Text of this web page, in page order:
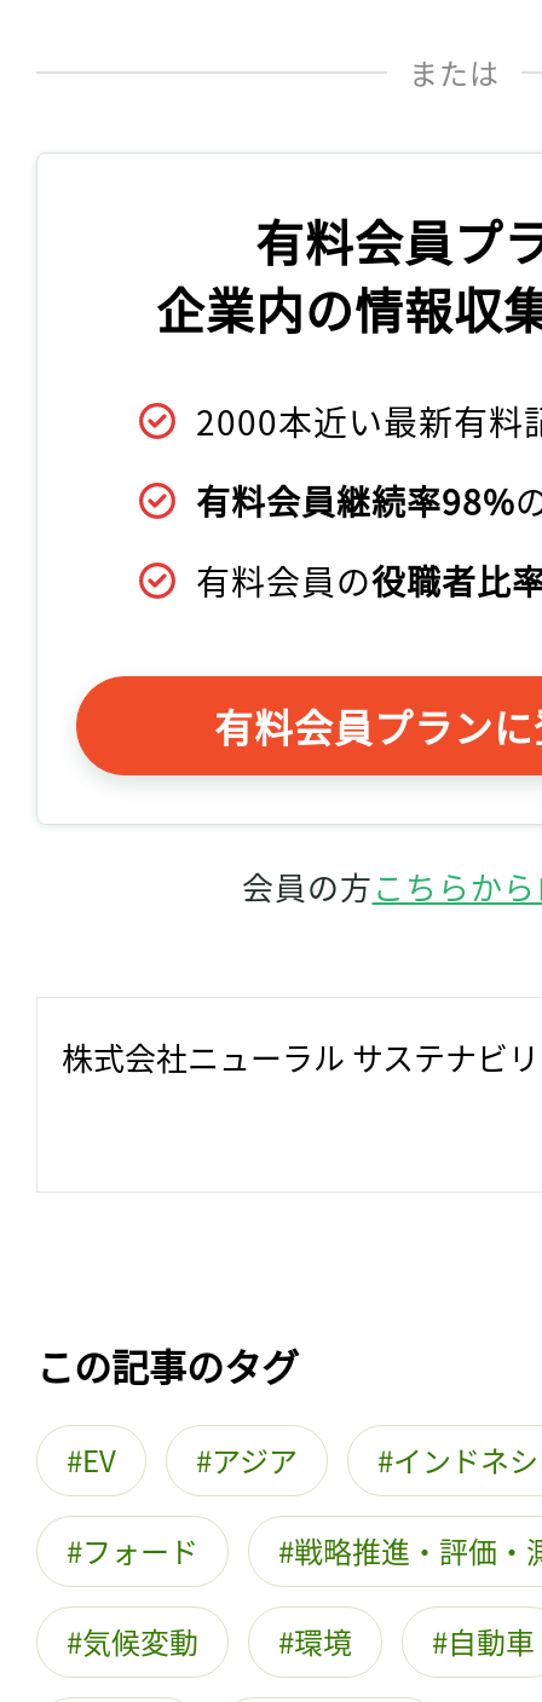
または
有料会員プ
企業内の情報収
2000本近い最新有料
有料会員継続率98%
有料会員の役職者比
有料会員プラン
会員の方こちらか
株式会社ニューラル サステナビ
この記事のタグ
EV アジア インドネ
フォード 戦略推進・評価・
気候変動 環境 自動車